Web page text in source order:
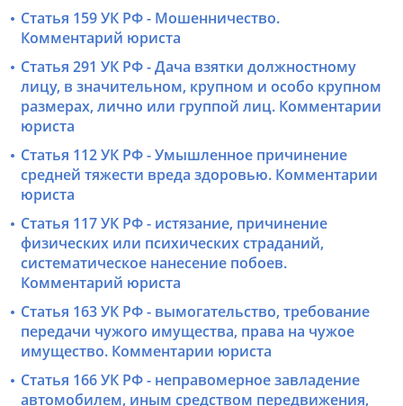
Статья 159 УК РФ - Мошенничество.
Комментарий юриста
Статья 291 УК РФ - Дача взятки должностному
лицу, в значительном, крупном и особо крупном
размерах, лично или группой лиц. Комментарии
юриста
Статья 112 УК РФ - Умышленное причинение
средней тяжести вреда здоровью. Комментарии
юриста
Статья 117 УК РФ - истязание, причинение
физических или психических страданий,
систематическое нанесение побоев.
Комментарий юриста
Статья 163 УК РФ - вымогательство, требование
передачи чужого имущества, права на чужое
имущество. Комментарии юриста
Статья 166 УК РФ - неправомерное завладение
автомобилем, иным средством передвижения,